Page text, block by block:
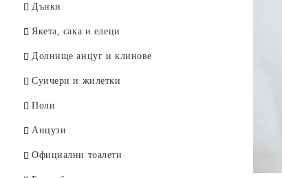
Суичер
Къси панталони и бански
Анцузи
Колани и тиранти
Жилетки
Дънки
Якета, сака и елеци
Долнище анцуг и клинове
Суичери и жилетки
Поли
Анцузи
Официални тоалети